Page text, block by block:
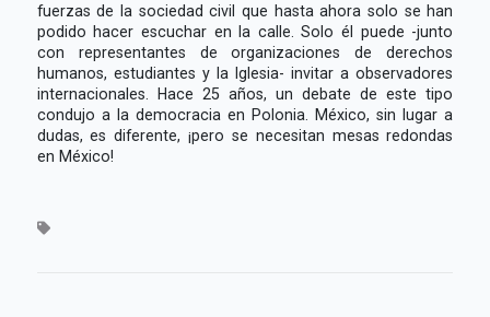
fuerzas de la sociedad civil que hasta ahora solo se han
podido hacer escuchar en la calle. Solo él puede -junto
con representantes de organizaciones de derechos
humanos, estudiantes y la Iglesia- invitar a observadores
internacionales. Hace 25 años, un debate de este tipo
condujo a la democracia en Polonia. México, sin lugar a
dudas, es diferente, ¡pero se necesitan mesas redondas
en México!